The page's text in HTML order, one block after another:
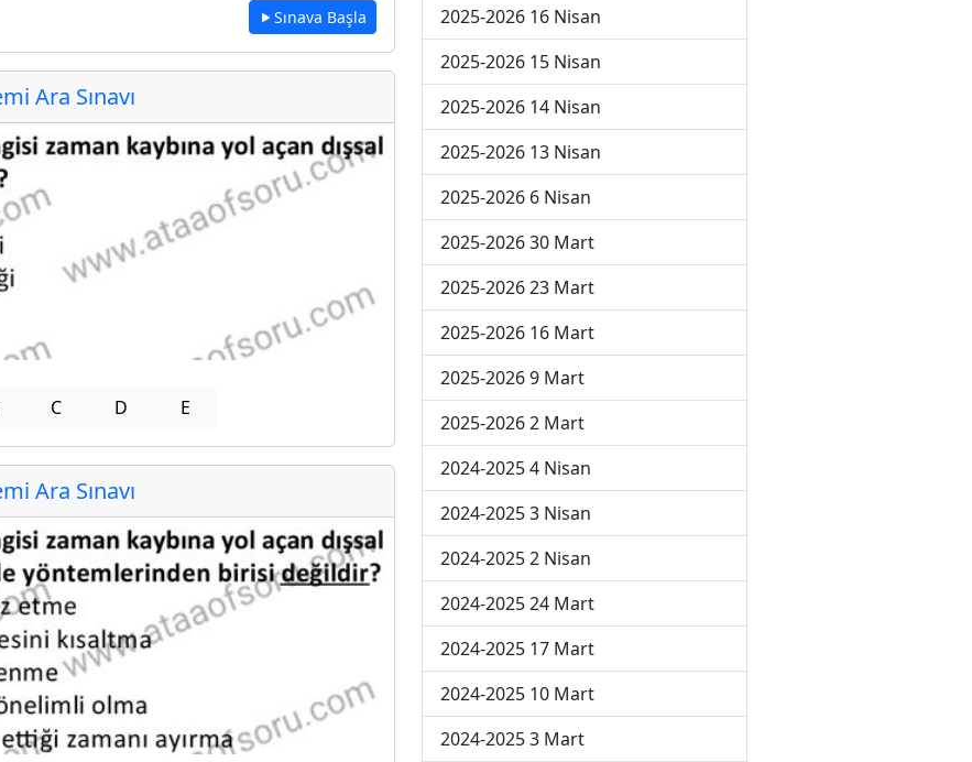
Sınava Başla
Ara Sınavı
C D E
Ara Sınavı
2025-2026 16 Nisan
2025-2026 15 Nisan
2025-2026 14 Nisan
2025-2026 13 Nisan
2025-2026 6 Nisan
2025-2026 30 Mart
2025-2026 23 Mart
2025-2026 16 Mart
2025-2026 9 Mart
2025-2026 2 Mart
2024-2025 4 Nisan
2024-2025 3 Nisan
2024-2025 2 Nisan
2024-2025 24 Mart
2024-2025 17 Mart
2024-2025 10 Mart
2024-2025 3 Mart